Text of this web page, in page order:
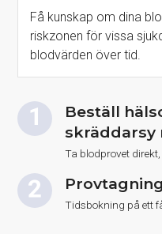
Få kunskap om dina
riskzonen för vissa
blodvärden över tid.
Beställ
skräddarsy
Ta blodprovet
Tidsbokning på ett